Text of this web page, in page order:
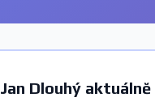
Jan Dlouhý aktuálně